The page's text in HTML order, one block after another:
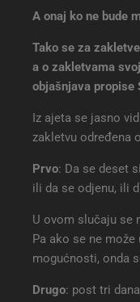
A onaj ko ne bude
Tako se za
a o zakletvama
objašnjava propise
Iz ajeta se jasno
zakletvu određena
Prvo: Da se deset
ili da se odjenu, ili
U ovom slučaju se
Pa ako se ne
mogućnosti, onda
Drugo: post tri